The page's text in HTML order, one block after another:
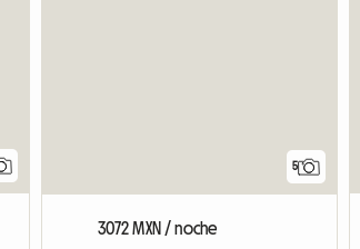
5
3072 MXN / noche